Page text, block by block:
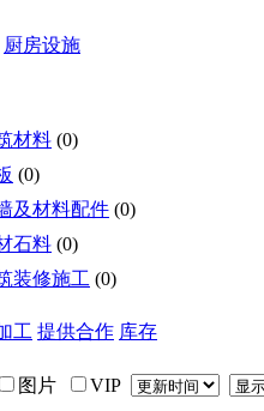
厨房设施
材料 (0)
(0)
及材料配件 (0)
石料 (0)
装修施工 (0)
工 提供合作 库存
图片 VIP